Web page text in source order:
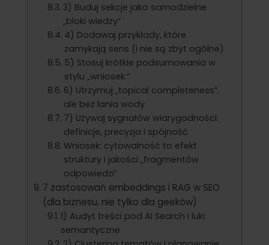
3) Buduj sekcje jako samodzielne
„bloki wiedzy”
4) Dodawaj przykłady, które
zamykają sens (i nie są zbyt ogólne)
5) Stosuj krótkie podsumowania w
stylu „wniosek:”
6) Utrzymuj „topical completeness”,
ale bez lania wody
7) Używaj sygnałów wiarygodności:
definicje, precyzja i spójność
Wniosek: cytowalność to efekt
struktury i jakości „fragmentów
odpowiedzi”
7 zastosowań embeddings i RAG w SEO
(dla biznesu, nie tylko dla geeków)
1) Audyt treści pod AI Search i luki
semantyczne